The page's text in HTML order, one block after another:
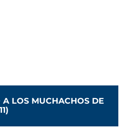
A LOS MUCHACHOS DE